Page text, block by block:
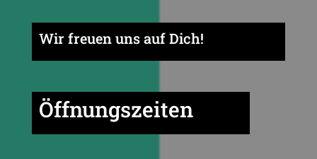
Wir freuen uns auf Dich!
Öffnungszeiten